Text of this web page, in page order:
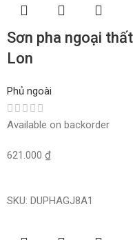
Sơn pha ngoại
Lon
Phủ ngoài
Available on backorder
621.000 ₫
SKU: DUPHAGJ8A1